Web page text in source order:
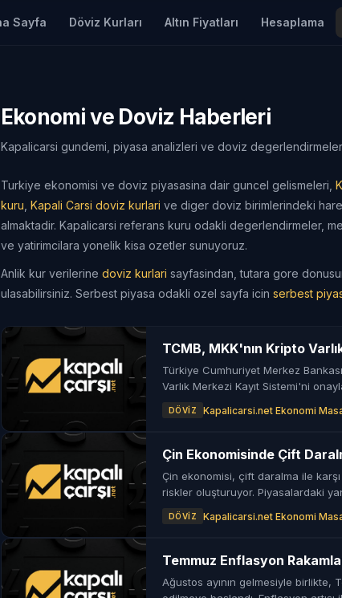
Sayfa Döviz Kurları Altın Fiyatları Hesaplama
Ekonomi ve Doviz Haberleri
Kapalicarsi gundemi, piyasa analizleri ve doviz
Turkiye ekonomisi ve doviz piyasasina dair guncel gelismeleri,
kuru Kapali Carsi doviz kurlari ve diger doviz birimlerindeki
almaktadir. Kapalicarsi referans kuru odakli degerlendirmeler,
ve yatirimcilara yonelik kisa ozetler sunuyoruz.
Anlik kur verilerine doviz kurlari sayfasindan, tutara gore
ulasabilirsiniz. Serbest piyasa odakli ozel sayfa icin serbest
TCMB, MKK'nın Kripto
Türkiye Cumhuriyet Merkez
Varlık Merkezi Kayıt Sistemi'ni
DÖVIZ Kapalicarsi.net Ekonomi
Çin Ekonomisinde Çift
Çin ekonomisi, çift daralma ile
riskler oluşturuyor. Piyasalardaki
DÖVIZ Kapalicarsi.net Ekonomi
Temmuz Enflasyon
Ağustos ayının gelmesiyle birlikte,